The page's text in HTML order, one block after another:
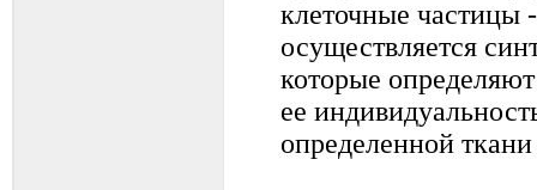
клеточные
осуществляется
которые
ее
определенной